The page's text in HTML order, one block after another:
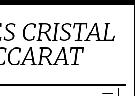
CRISTAL